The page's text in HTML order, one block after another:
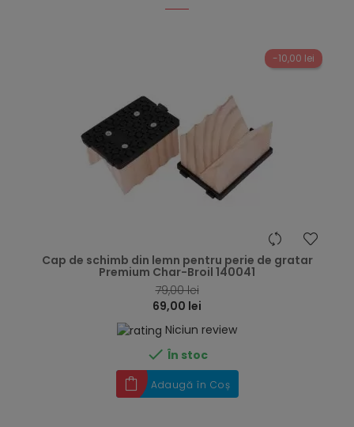
-10,00 lei
Cap de schimb din lemn pentru perie de gratar
Premium Char-Broil 140041
79,00 lei
69,00 lei
Niciun review
 În stoc
Adaugă în Coș